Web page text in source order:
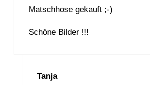
Matschhose gekauft ;-)
Schöne Bilder !!!
Tanja